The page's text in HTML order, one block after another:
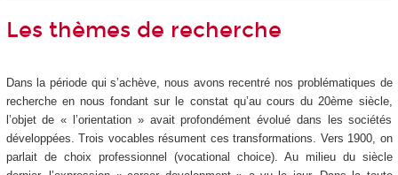
Les thèmes de recherche
Dans la période qui s’achève, nous avons recentré nos problématiques de
recherche en nous fondant sur le constat qu’au cours du 20ème siècle,
l’objet de « l’orientation » avait profondément évolué dans les sociétés
développées. Trois vocables résument ces transformations. Vers 1900, on
parlait de choix professionnel (vocational choice). Au milieu du siècle